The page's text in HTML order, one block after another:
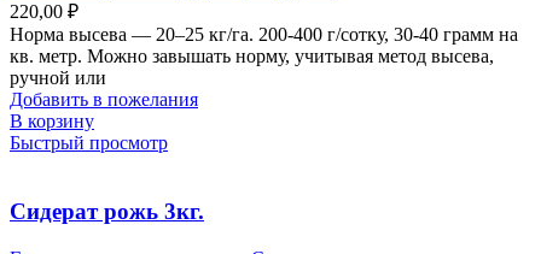
220,00 ₽
Норма высева — 20–25 кг/га. 200-400 г/сотку, 30-40 грамм на
кв. метр. Можно завышать норму, учитывая метод высева,
ручной или
Добавить в пожелания
В корзину
Быстрый просмотр
Сидерат рожь 3кг.